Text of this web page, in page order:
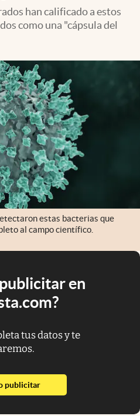
han calificado a estos
como una "cápsula del
estas bacterias que
al campo científico.
en
tus datos y te
publicitarabre en nueva pestaña